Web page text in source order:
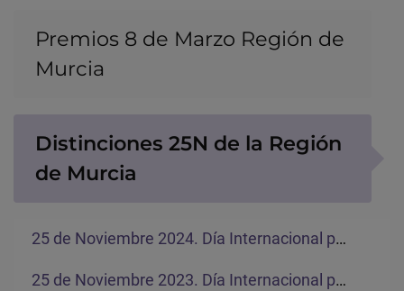
Premios 8 de Marzo Región de
Murcia
Distinciones 25N de la Región
de Murcia
25 de Noviembre 2024. Día Internacional para la Eliminación de la Violencia contra la Mujer
25 de Noviembre 2023. Día Internacional para la Eliminación de la Violencia contra la Mujer